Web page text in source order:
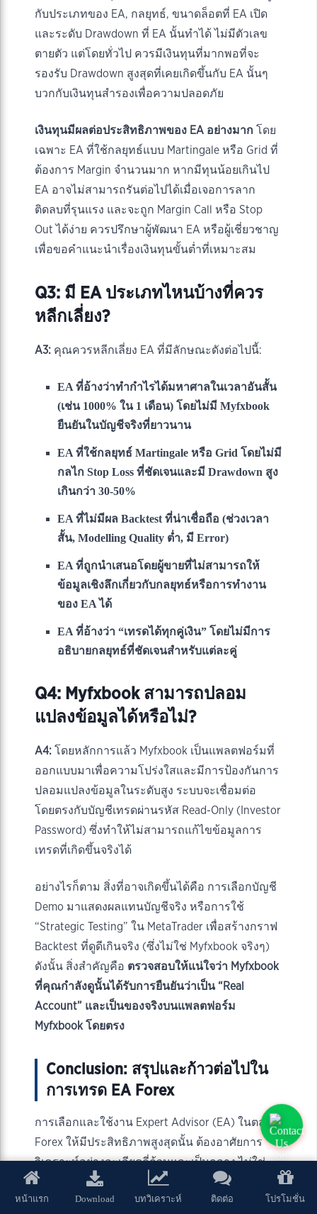
กับประเภทของ EA, กลยุทธ์, ขนาดล็อตที่ EA เปิด
และระดับ Drawdown ที่ EA นั้นทำได้ ไม่มีตัวเลข
ตายตัว แต่โดยทั่วไป ควรมีเงินทุนที่มากพอที่จะ
รองรับ Drawdown สูงสุดที่เคยเกิดขึ้นกับ EA นั้นๆ
บวกกับเงินทุนสำรองเพื่อความปลอดภัย
เงินทุนมีผลต่อประสิทธิภาพของ EA อย่างมาก โดย
เฉพาะ EA ที่ใช้กลยุทธ์แบบ Martingale หรือ Grid ที่
ต้องการ Margin จำนวนมาก หากมีทุนน้อยเกินไป
EA อาจไม่สามารถรันต่อไปได้เมื่อเจอการลาก
ติดลบที่รุนแรง และจะถูก Margin Call หรือ Stop
Out ได้ง่าย ควรปรึกษาผู้พัฒนา EA หรือผู้เชี่ยวชาญ
เพื่อขอคำแนะนำเรื่องเงินทุนขั้นต่ำที่เหมาะสม
Q3: มี EA ประเภทไหนบ้างที่ควร
หลีกเลี่ยง?
A3: คุณควรหลีกเลี่ยง EA ที่มีลักษณะดังต่อไปนี้:
EA ที่อ้างว่าทำกำไรได้มหาศาลในเวลาอันสั้น
(เช่น 1000% ใน 1 เดือน) โดยไม่มี Myfxbook
ยืนยันในบัญชีจริงที่ยาวนาน
EA ที่ใช้กลยุทธ์ Martingale หรือ Grid โดยไม่มี
กลไก Stop Loss ที่ชัดเจนและมี Drawdown สูง
เกินกว่า 30-50%
EA ที่ไม่มีผล Backtest ที่น่าเชื่อถือ (ช่วงเวลา
สั้น, Modelling Quality ต่ำ, มี Error)
EA ที่ถูกนำเสนอโดยผู้ขายที่ไม่สามารถให้
ข้อมูลเชิงลึกเกี่ยวกับกลยุทธ์หรือการทำงาน
ของ EA ได้
EA ที่อ้างว่า “เทรดได้ทุกคู่เงิน” โดยไม่มีการ
อธิบายกลยุทธ์ที่ชัดเจนสำหรับแต่ละคู่
Q4: Myfxbook สามารถปลอม
แปลงข้อมูลได้หรือไม่?
A4: โดยหลักการแล้ว Myfxbook เป็นแพลตฟอร์มที่
ออกแบบมาเพื่อความโปร่งใสและมีการป้องกันการ
ปลอมแปลงข้อมูลในระดับสูง ระบบจะเชื่อมต่อ
โดยตรงกับบัญชีเทรดผ่านรหัส Read-Only (Investor
Password) ซึ่งทำให้ไม่สามารถแก้ไขข้อมูลการ
เทรดที่เกิดขึ้นจริงได้
อย่างไรก็ตาม สิ่งที่อาจเกิดขึ้นได้คือ การเลือกบัญชี
Demo มาแสดงผลแทนบัญชีจริง หรือการใช้
“Strategic Testing” ใน MetaTrader เพื่อสร้างกราฟ
Backtest ที่ดูดีเกินจริง (ซึ่งไม่ใช่ Myfxbook จริงๆ)
ดังนั้น สิ่งสำคัญคือ ตรวจสอบให้แน่ใจว่า Myfxbook
ที่คุณกำลังดูนั้นได้รับการยืนยันว่าเป็น “Real
Account” และเป็นของจริงบนแพลตฟอร์ม
Myfxbook โดยตรง
Conclusion: สรุปและก้าวต่อไปใน
การเทรด EA Forex
การเลือกและใช้งาน Expert Advisor (EA) ในตลาด
Forex ให้มีประสิทธิภาพสูงสุดนั้น ต้องอาศัยการ
วิเคราะห์อย่างละเอียดถี่ถ้วนและเป็นกลาง ไม่ใช่
เพียงแค่หลงเชื่อคำกล่าวอ้างถึงผลกำไรที่สูงเกินจริง
การให้ความสำคัญกับBacktest ที่เชื่อถือได้
หน้าแรก Download บทวิเคราะห์ ติดต่อ โปรโมชั่น